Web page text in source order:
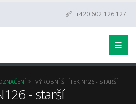
+420 602 126 127
VÝROBNÍ ŠTÍTEK N126 - STARŠÍ
- starší